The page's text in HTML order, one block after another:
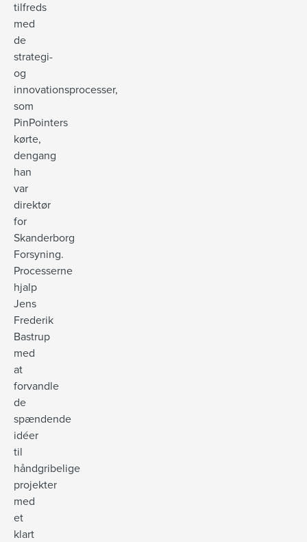
tilfreds
med
de
strategi-
og
innovationsprocesser,
som
PinPointers
kørte,
dengang
han
var
direktør
for
Skanderborg
Forsyning.
Processerne
hjalp
Jens
Frederik
Bastrup
med
at
forvandle
de
spændende
idéer
til
håndgribelige
projekter
med
et
klart